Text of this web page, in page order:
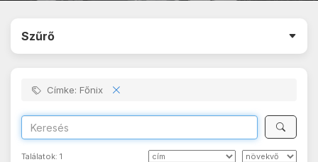
Szűrő
Címke: Főnix
Találatok: 1